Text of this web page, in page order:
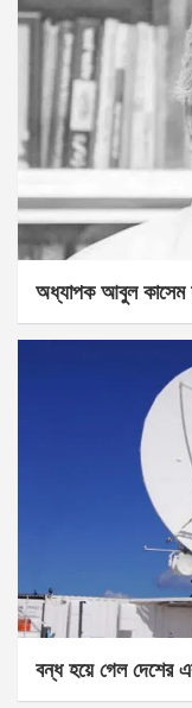
অধ্যাপক আবুল
বন্ধ হয়ে গেল দেশের